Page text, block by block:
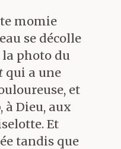
n’a pas joué
de metteure
images) —, et
de
de vivre
le sujet de
momie
se décolle
photo du
qui a une
et
à Dieu, aux
Et
tandis que